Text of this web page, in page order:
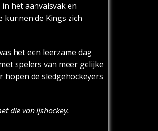
het aanvalsvak en
kunnen de Kings zich
het een leerzame dag
spelers van meer gelijke
hopen de sledgehockeyers
die van ijshockey.